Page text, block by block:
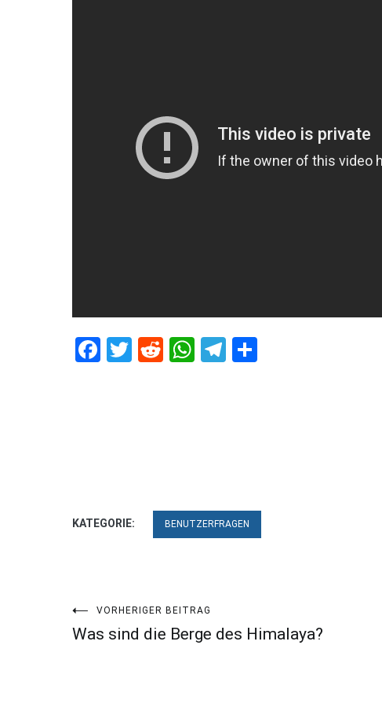
Facebook
Twitter
RedditWhatsApp
Telegram
KATEGORIE: BENUTZERFRAGEN
Beitragsnavigation
VORHERIGER BEITRAG
Was sind die Berge des Himalaya?